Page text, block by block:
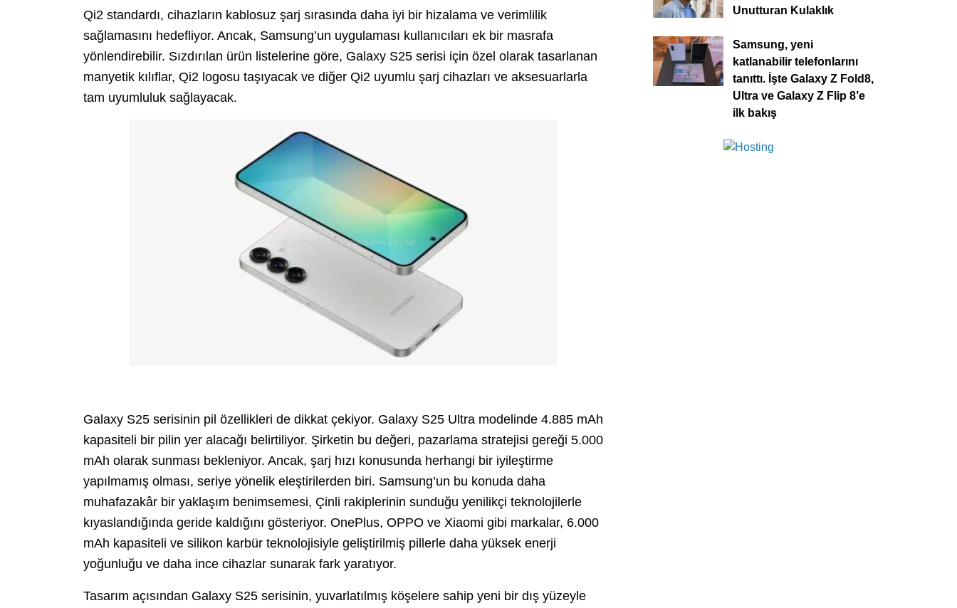
Qi2 standardı, cihazların kablosuz şarj sırasında daha iyi bir hizalama ve verimlilik
sağlamasını hedefliyor. Ancak, Samsung’un uygulaması kullanıcıları ek bir masrafa
yönlendirebilir. Sızdırılan ürün listelerine göre, Galaxy S25 serisi için özel olarak tasarlanan
manyetik kılıflar, Qi2 logosu taşıyacak ve diğer Qi2 uyumlu şarj cihazları ve aksesuarlarla
tam uyumluluk sağlayacak.
Galaxy S25 serisinin pil özellikleri de dikkat çekiyor. Galaxy S25 Ultra modelinde 4.885 mAh
kapasiteli bir pilin yer alacağı belirtiliyor. Şirketin bu değeri, pazarlama stratejisi gereği 5.000
mAh olarak sunması bekleniyor. Ancak, şarj hızı konusunda herhangi bir iyileştirme
yapılmamış olması, seriye yönelik eleştirilerden biri. Samsung’un bu konuda daha
muhafazakâr bir yaklaşım benimsemesi, Çinli rakiplerinin sunduğu yenilikçi teknolojilerle
kıyaslandığında geride kaldığını gösteriyor. OnePlus, OPPO ve Xiaomi gibi markalar, 6.000
mAh kapasiteli ve silikon karbür teknolojisiyle geliştirilmiş pillerle daha yüksek enerji
yoğunluğu ve daha ince cihazlar sunarak fark yaratıyor.
Tasarım açısından Galaxy S25 serisinin, yuvarlatılmış köşelere sahip yeni bir dış yüzeyle
Unutturan Kulaklık
Samsung, yeni
katlanabilir telefonlarını
tanıttı. İşte Galaxy Z Fold8,
Ultra ve Galaxy Z Flip 8’e
ilk bakış